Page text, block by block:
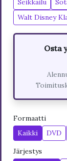
Seikkailu
Walt Disney
Osta
Formaatti
Kaikki
DVD
Järjestys